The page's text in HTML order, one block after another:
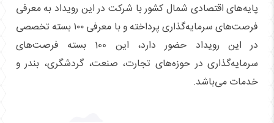
پایه‌های اقتصادی شمال کشور با شرکت در این رویداد به معرفی
فرصت‌های سرمایه‌گذاری پرداخته و با معرفی ۱۰۰ بسته تخصصی
در این رویداد حضور دارد، این 100 بسته فرصت‌های
سرمایه‌گذاری در حوزه‌های تجارت، صنعت، گردشگری، بندر و
خدمات می‌باشد.